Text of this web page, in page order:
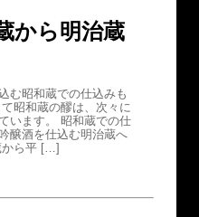
から明治蔵
む昭和蔵での仕込みも
昭和蔵の醪は、次々に
います。 昭和蔵での仕
醸酒を仕込む明治蔵へ
から平 […]